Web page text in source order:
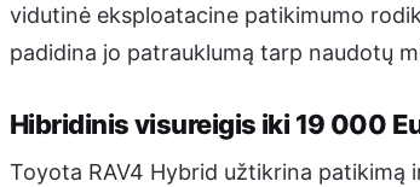
vidutinė eksploatacine patikimumo
padidina jo patrauklumą tarp naudotų
Hibridinis visureigis iki 19 000
Toyota RAV4 Hybrid užtikrina patikimą